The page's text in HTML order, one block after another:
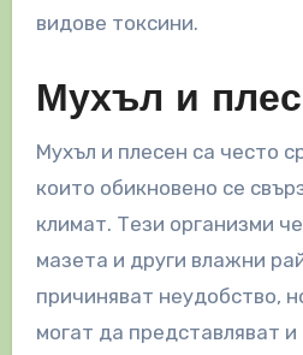
видове токсини.
Мухъл и
Мухъл и плесен са често
които обикновено се
климат. Тези организми
мазета и други влажни
причиняват неудобство,
могат да представляват и